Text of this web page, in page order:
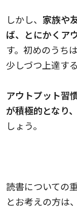
しかし、 家族や
ば、とにかくア
す。初めのうち
少しづつ上達す
アウトプット習
が積極的となり
しょう。
読書についての
とお考えの方は